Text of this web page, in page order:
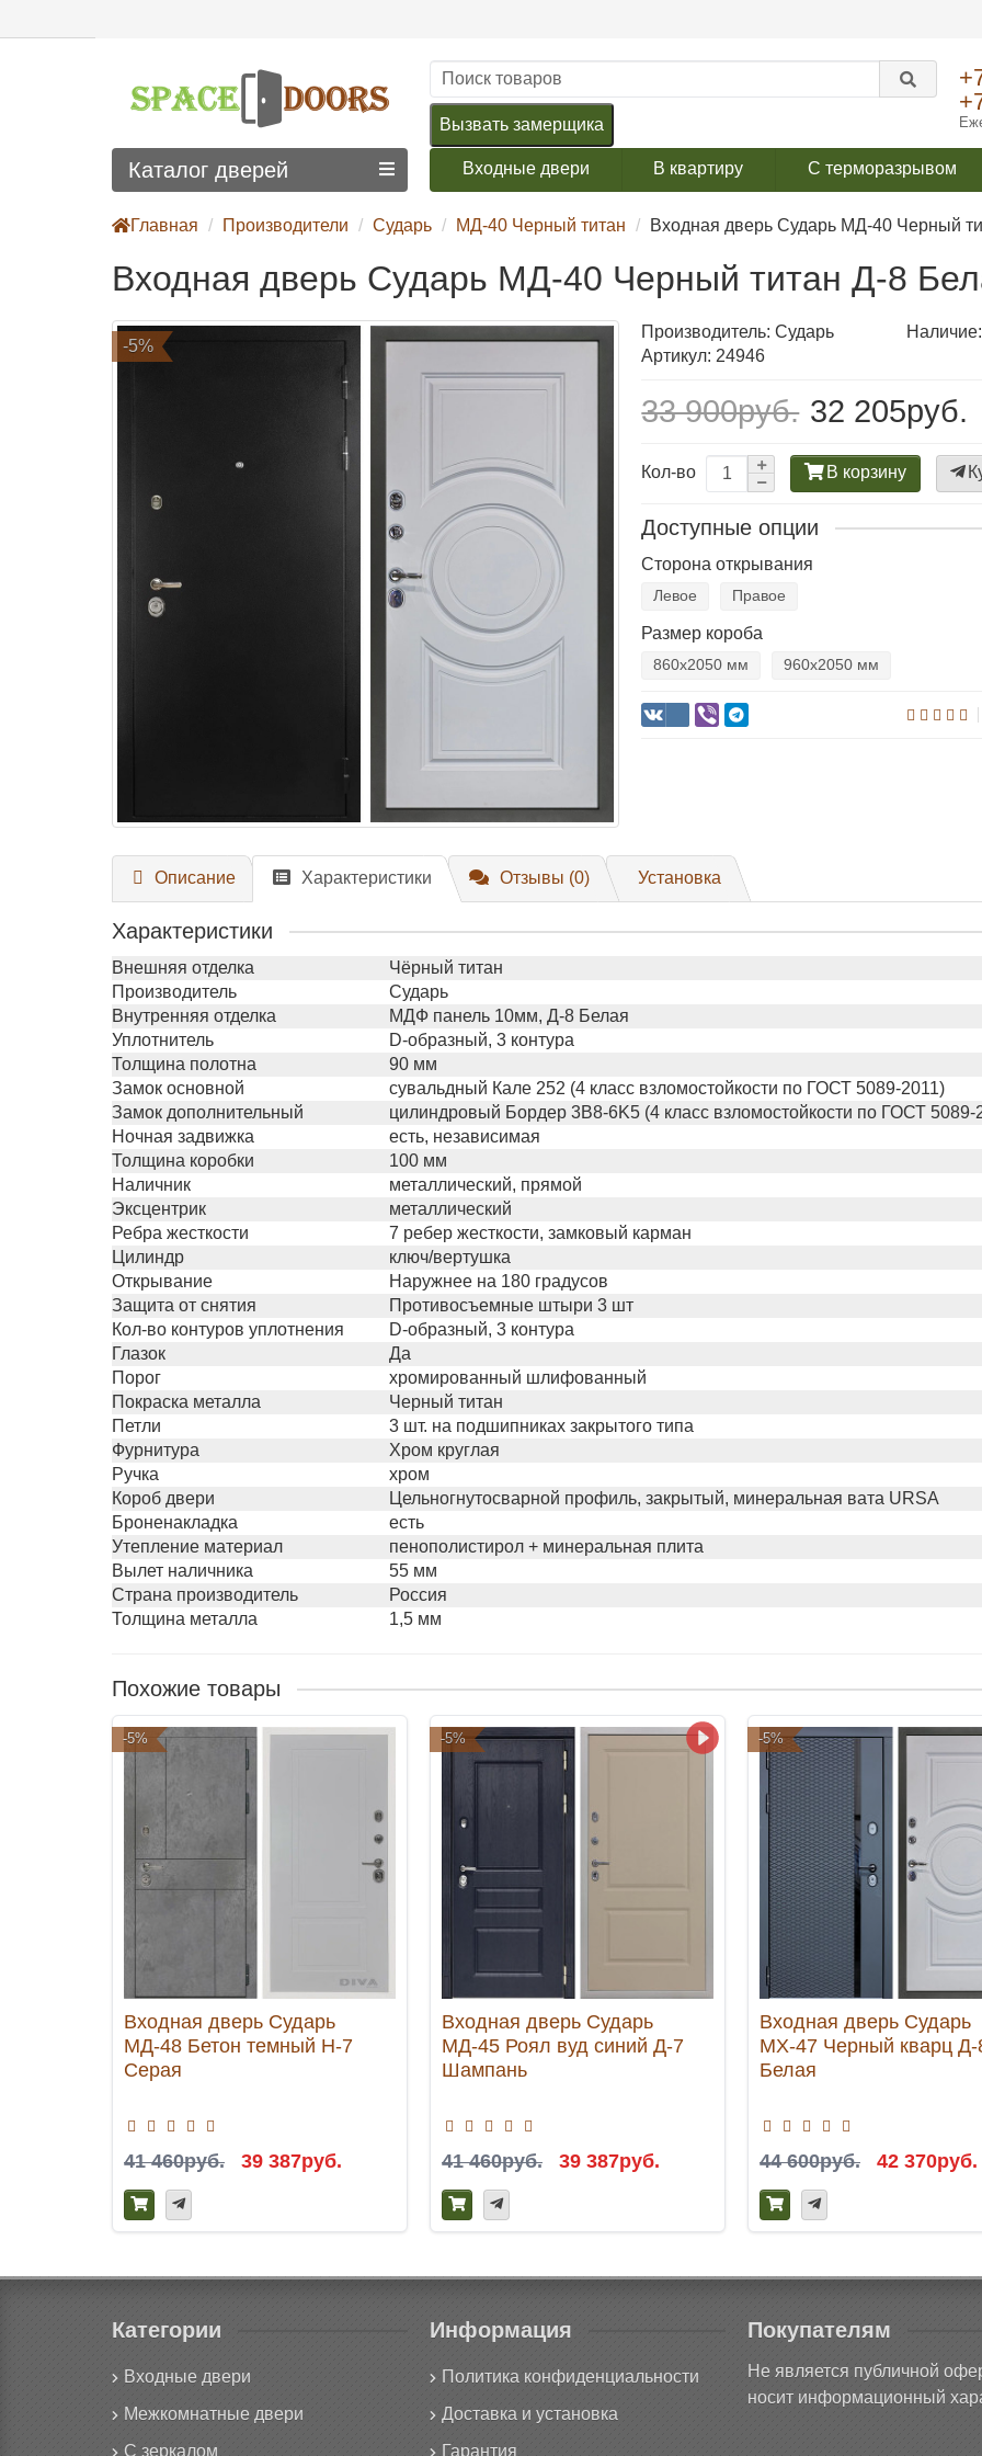
Вызвать замерщика
Входные двери В квартиру С терморазрывом
Каталог дверей
Главная Производители Сударь МД-40 Черный титан Входная дверь Сударь МД-40 Черный
Входная дверь Сударь МД-40 Черный титан Д-8
-5%
Производитель:Сударь
Артикул: 24946
33 900руб. 32 205руб.
Кол-во В корзину
Доступные опции
Сторона открывания
Левое Правое
Размер короба
860х2050 мм 960х2050 мм
Описание Характеристики Отзывы (0) Установка
Характеристики
Внешняя отделка
Чёрный титан
Производитель
Сударь
Внутренняя отделка
МДФ панель 10мм, Д-8 Белая
Уплотнитель
D-образный, 3 контура
Толщина полотна
90 мм
Замок основной
сувальдный Кале 252 (4 класс взломостойкости по ГОСТ 5089-2011)
Замок дополнительный
цилиндровый Бордер 3B8-6K5 (4 класс взломостойкости по ГОСТ 5089-
Ночная задвижка
есть, независимая
Толщина коробки
100 мм
Наличник
металлический, прямой
Эксцентрик
металлический
Ребра жесткости
7 ребер жесткости, замковый карман
Цилиндр
ключ/вертушка
Открывание
Наружнее на 180 градусов
Защита от снятия
Противосъемные штыри 3 шт
Кол-во контуров уплотнения
D-образный, 3 контура
Глазок
Да
Порог
хромированный шлифованный
Покраска металла
Черный титан
Петли
3 шт. на подшипниках закрытого типа
Фурнитура
Хром круглая
Ручка
хром
Короб двери
Цельногнутосварной профиль, закрытый, минеральная вата URSA
Броненакладка
есть
Утепление материал
пенополистирол + минеральная плита
Вылет наличника
55 мм
Страна производитель
Россия
Толщина металла
1,5 мм
Похожие товары
-5%
Входная дверь Сударь
МД-48 Бетон темный Н-7
Серая
41 460руб. 39 387руб.
-5%
Входная дверь Сударь
МД-45 Роял вуд синий Д-7
Шампань
41 460руб. 39 387руб.
-5%
Входная дверь Сударь
МХ-47 Черный кварц Д-
Белая
44 600руб. 42 370руб.
Категории
Входные двери
Межкомнатные двери
С зеркалом
Информация
Политика конфиденциальности
Доставка и установка
Гарантия
Покупателям
Не является публичной
носит информационный